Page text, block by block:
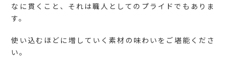
なに貫くこと、それは職人としてのプライドでもありま
す。
使い込むほどに増していく素材の味わいをご堪能くださ
い。